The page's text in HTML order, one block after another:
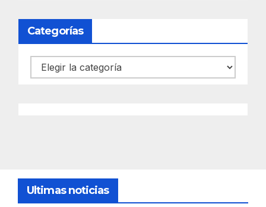
Categorías
Categorías
Ultimas noticias